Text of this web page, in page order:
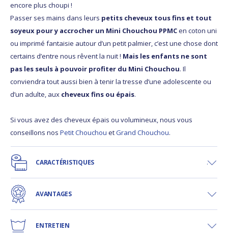
encore plus choupi !
Passer ses mains dans leurs petits cheveux tous fins et tout
soyeux pour y accrocher un Mini Chouchou PPMCen coton uni
ou imprimé fantaisie autour d’un petit palmier, c’est une chose dont
certains d’entre nous rêvent la nuit ! Mais les enfants ne sont
pas les seuls à pouvoir profiter du Mini Chouchou. Il
conviendra tout aussi bien à tenir la tresse d’une adolescente ou
d’un adulte, aux cheveux fins ou épais.
Si vous avez des cheveux épais ou volumineux, nous vous
conseillons nos Petit Chouchou etGrand Chouchou.
CARACTÉRISTIQUES
AVANTAGES
ENTRETIEN